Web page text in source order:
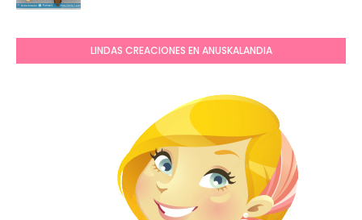
LINDAS CREACIONES EN ANUSKALANDIA